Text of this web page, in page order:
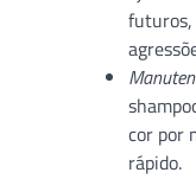
cor por
rápido.